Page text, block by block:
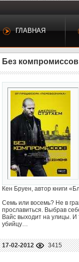
ГЛАВНАЯ
Без компромиссов
Кен Бруен, автор книги
Семь или восемь? Не в
прославиться. Выбрав
Вайс выходит на улицы. И
убийцу…
17-02-2012 3415